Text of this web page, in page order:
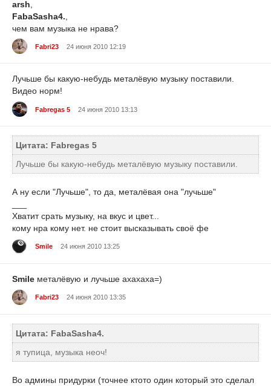
arsh
FabaSasha4.
чем вам музыка не нрава?
Fabri23 24 июня 2010 12:19
Лучьше бы какую-небудь металёвую музыку поставили.
Видео норм!
Fabregas 5 24 июня 2010 13:13
Цитата: Fabregas 5
Лучьше бы какую-небудь металёвую музыку поставили.
А ну если "Лучьше", то да, металёвая она "лучьше"
Хватит срать музыку, на вкус и цвет...
кому нра кому нет. не стоит высказывать своё фе
Smile 24 июня 2010 13:25
Smile металёвую и лучьше ахахаха=)
Fabri23 24 июня 2010 13:35
Цитата: FabaSasha4.
я тупица, музыка неоч!
Во админы придурки (точнее ктото один который это сделал